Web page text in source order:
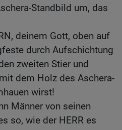
Standbild um, das
deinem Gott, oben auf
durch Aufschichtung
zweiten Stier und
dem Holz des Aschera-
wirst!
Männer von seinen
so, wie der HERR es